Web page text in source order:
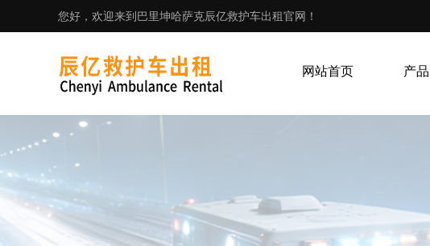
您好，欢迎来到巴里坤哈萨克辰亿救护车出租官网！
网站首页 产品